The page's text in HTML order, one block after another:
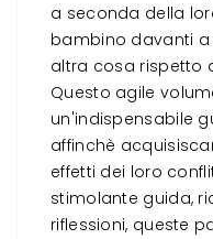
a seconda della
bambino davanti
altra cosa rispetto
Questo agile
un'indispensabile
affinchè
effetti dei loro
stimolante guida,
riflessioni, queste